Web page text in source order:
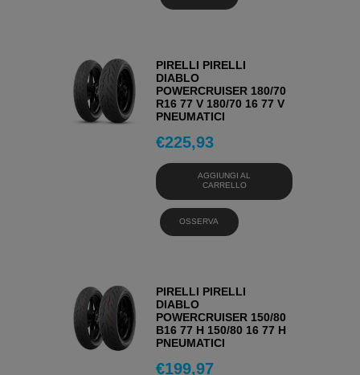
PIRELLI PIRELLI
DIABLO
POWERCRUISER 180/70
R16 77 V 180/70 16 77 V
PNEUMATICI
€225,93
AGGIUNGI AL
CARRELLO
OSSERVA
PIRELLI PIRELLI
DIABLO
POWERCRUISER 150/80
B16 77 H 150/80 16 77 H
PNEUMATICI
€199,97